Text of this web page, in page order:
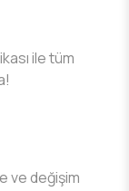
ile tüm
ve değişim